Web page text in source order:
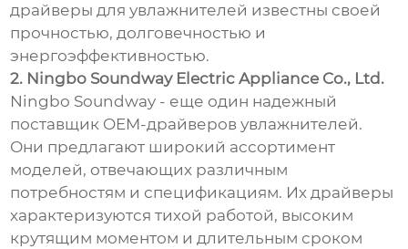
драйверы для увлажнителей известны своей
прочностью, долговечностью и
энергоэффективностью.
2. Ningbo Soundway Electric Appliance Co., Ltd.
Ningbo Soundway - еще один надежный
поставщик OEM-драйверов увлажнителей.
Они предлагают широкий ассортимент
моделей, отвечающих различным
потребностям и спецификациям. Их драйверы
характеризуются тихой работой, высоким
крутящим моментом и длительным сроком